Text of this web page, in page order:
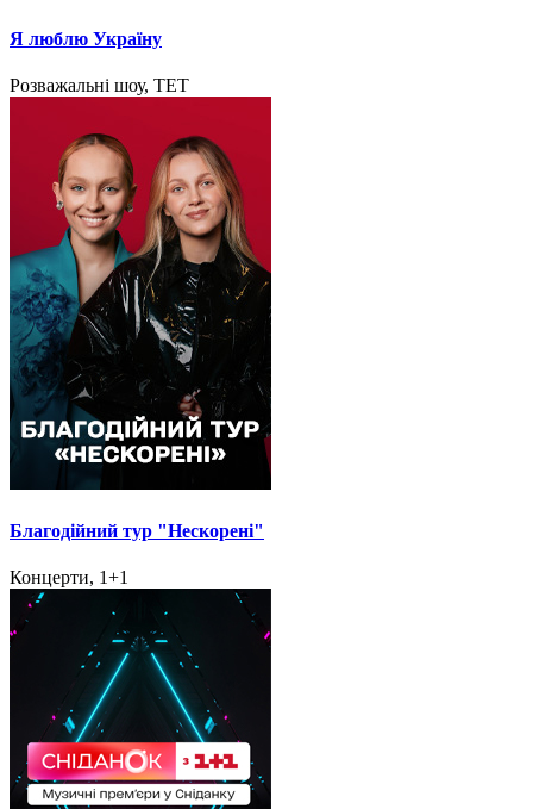
Я люблю Україну
Розважальні шоу, ТЕТ
Благодійний тур "Нескорені"
Концерти, 1+1